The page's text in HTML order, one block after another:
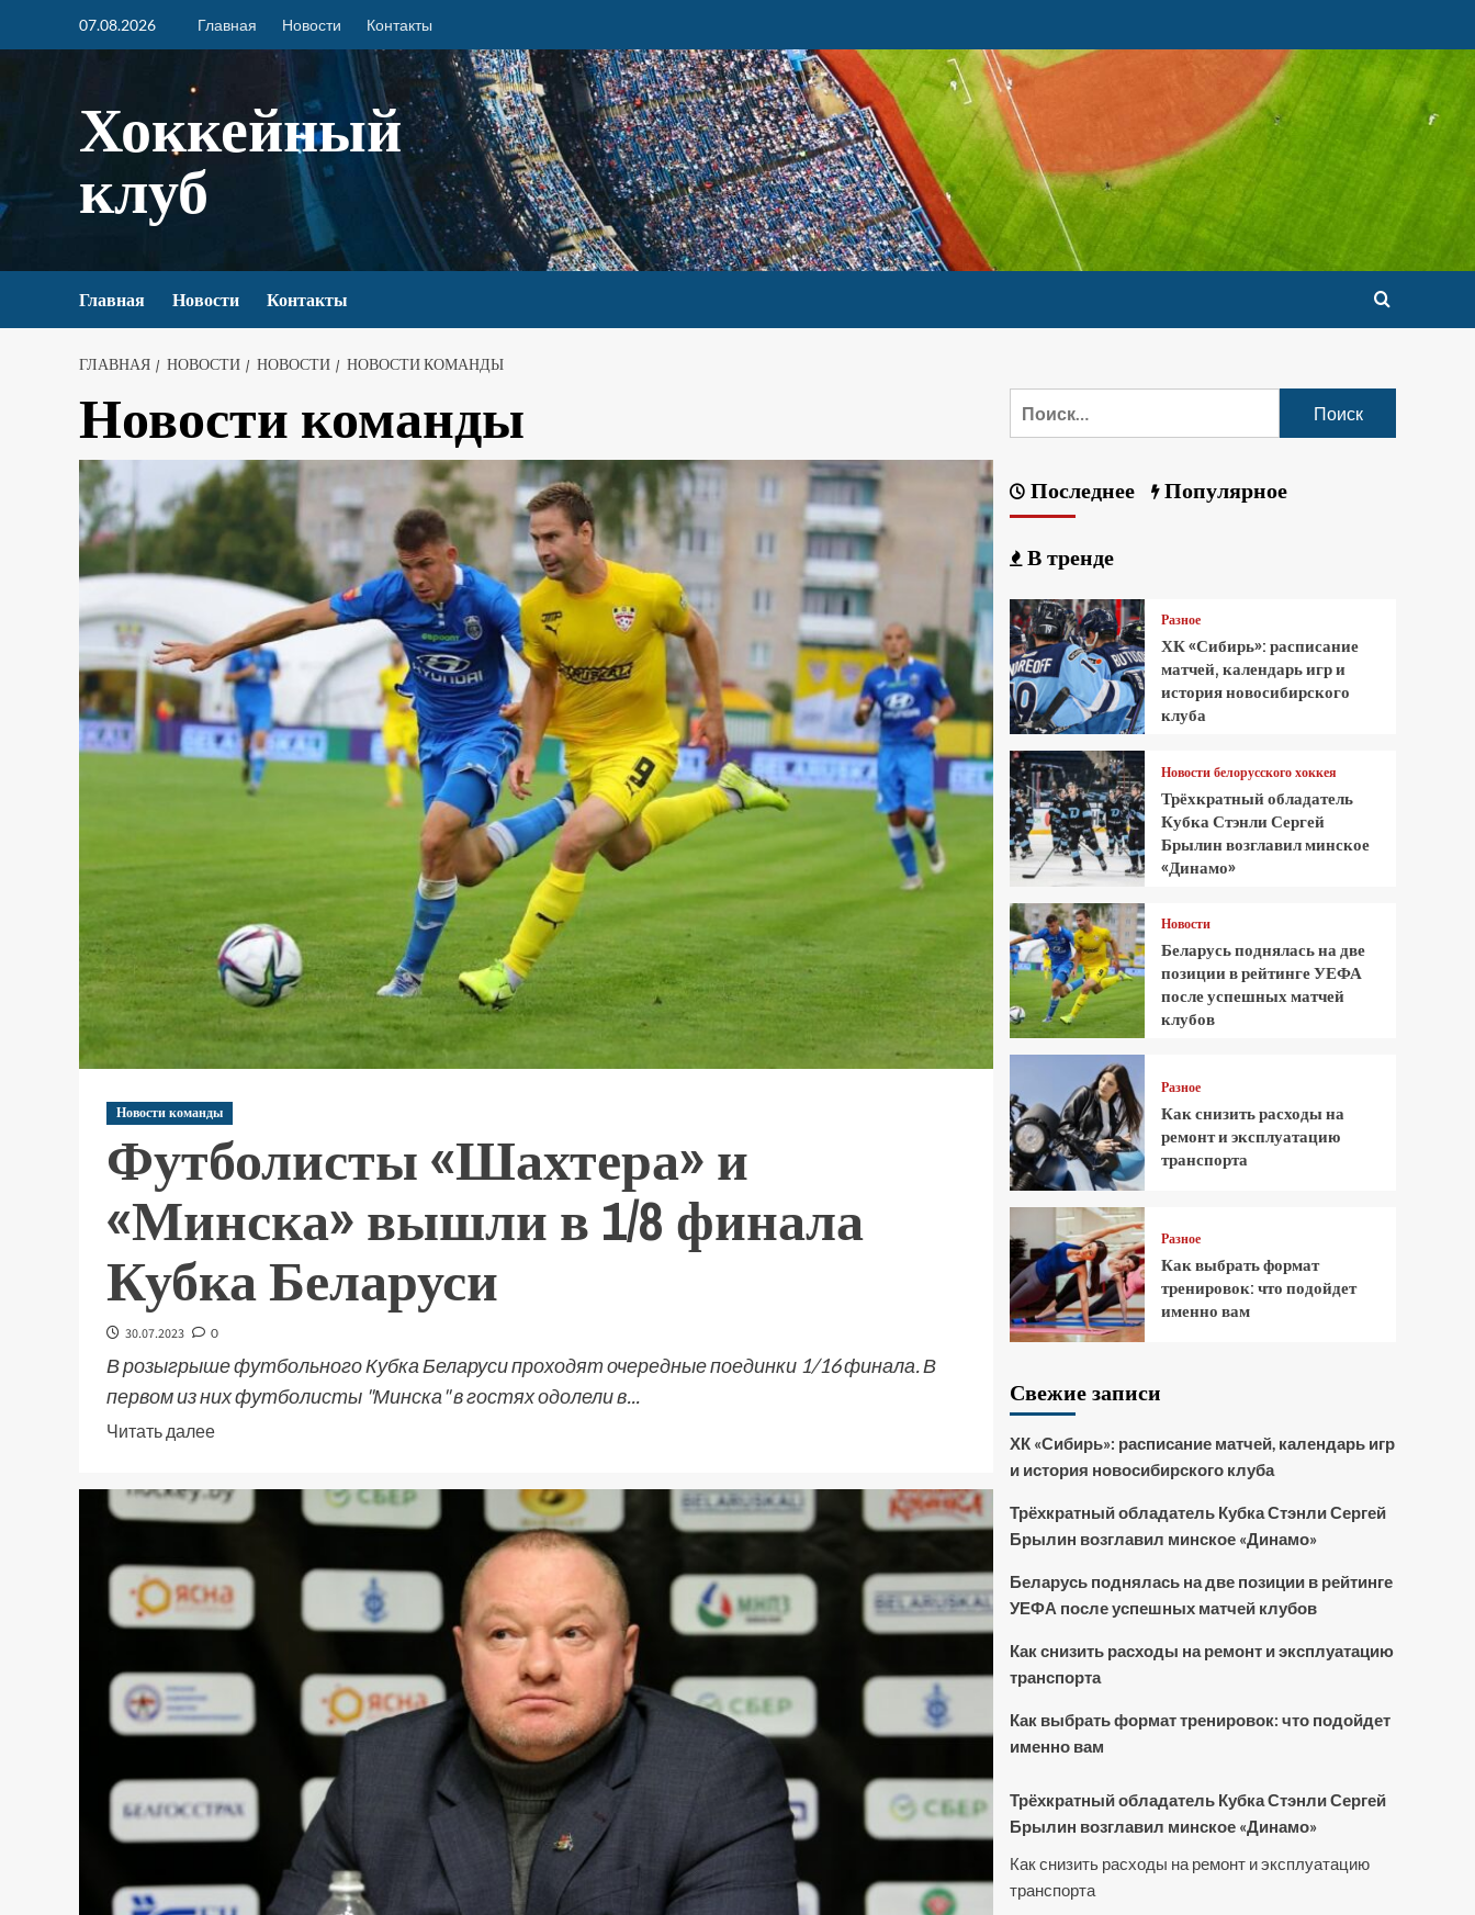
07.08.2026 Главная Новости Контакты
Хоккейный
клуб
Главная Новости Контакты
ГЛАВНАЯ НОВОСТИ НОВОСТИ НОВОСТИ КОМАНДЫ
Новости команды
Новости команды
Футболисты «Шахтера» и
«Минска» вышли в 1/8 финала
Кубка Беларуси
30.07.2023 0
В розыгрыше футбольного Кубка Беларуси проходят очередные поединки 1/16 финала. В
первом из них футболисты "Минска" в гостях одолели в...
Читать далее
Последнее Популярное
В тренде
Разное
ХК «Сибирь»: расписание
матчей, календарь игр и
история новосибирского
клуба
Новости белорусского хоккея
Трёхкратный обладатель
Кубка Стэнли Сергей
Брылин возглавил минское
«Динамо»
Новости
Беларусь поднялась на две
позиции в рейтинге УЕФА
после успешных матчей
клубов
Разное
Как снизить расходы на
ремонт и эксплуатацию
транспорта
Разное
Как выбрать формат
тренировок: что подойдет
именно вам
Свежие записи
ХК «Сибирь»: расписание матчей, календарь игр
и история новосибирского клуба
Трёхкратный обладатель Кубка Стэнли Сергей
Брылин возглавил минское «Динамо»
Беларусь поднялась на две позиции в рейтинге
УЕФА после успешных матчей клубов
Как снизить расходы на ремонт и эксплуатацию
транспорта
Как выбрать формат тренировок: что подойдет
именно вам
Трёхкратный обладатель Кубка Стэнли Сергей
Брылин возглавил минское «Динамо»
Как снизить расходы на ремонт и эксплуатацию
транспорта